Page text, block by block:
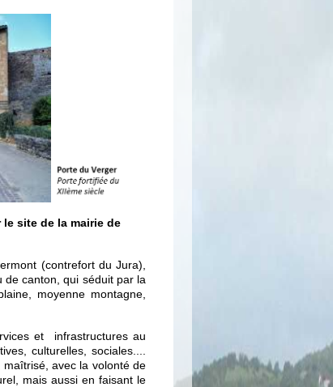
site de la mairie de
(contrefort du Jura),
de canton, qui séduit par la
moyenne montagne,
et infrastructures au
culturelles, sociales....
avec la volonté de
mais aussi en faisant le